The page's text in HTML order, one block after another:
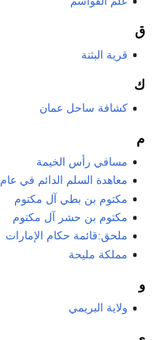
ق
قرية البثنة
ك
كشافة ساحل عمان
م
مسافي رأس الخيمة
معاهدة السلم الدائم في عام 1853
مكتوم بن بطي آل مكتوم
مكتوم بن حشر آل مكتوم
ملحق:قائمة حكام الإمارات
مملكة مليحة
و
ولاية البريمي